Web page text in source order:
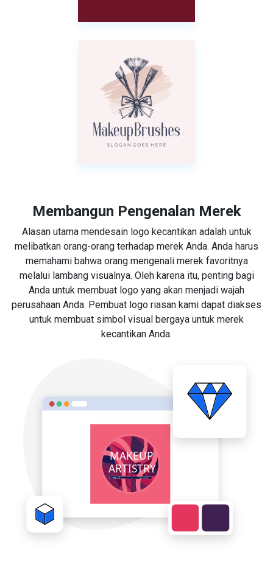
Membangun Pengenalan Merek
Alasan utama mendesain logo kecantikan adalah untuk
melibatkan orang-orang terhadap merek Anda. Anda harus
memahami bahwa orang mengenali merek favoritnya
melalui lambang visualnya. Oleh karena itu, penting bagi
Anda untuk membuat logo yang akan menjadi wajah
perusahaan Anda. Pembuat logo riasan kami dapat diakses
untuk membuat simbol visual bergaya untuk merek
kecantikan Anda.